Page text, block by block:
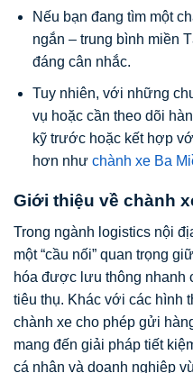
Nếu bạn đang tìm một
ngắn – trung bình miền
đáng cân nhắc.
Tuy nhiên, với những
vụ hoặc cần theo dõi
kỹ trước hoặc kết hợp
hơn như chành xe Ba
Giới thiệu về chành
Trong ngành logistics nội
một “cầu nối” quan trọng
hóa được lưu thông nhanh
tiêu thụ. Khác với các hình
chành xe cho phép gửi
mang đến giải pháp tiết
cá nhân và doanh nghiệp